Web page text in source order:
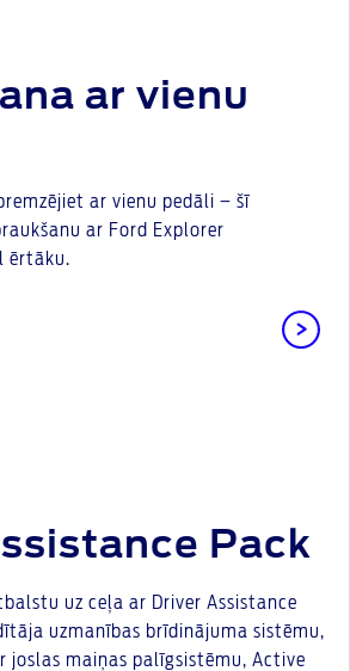
ar vienu
ar vienu pedāli – šī
ar Ford Explorer
ērtāku.
Pack
uz ceļa ar Driver Assistance
uzmanības brīdinājuma sistēmu,
joslas maiņas palīgsistēmu, Active